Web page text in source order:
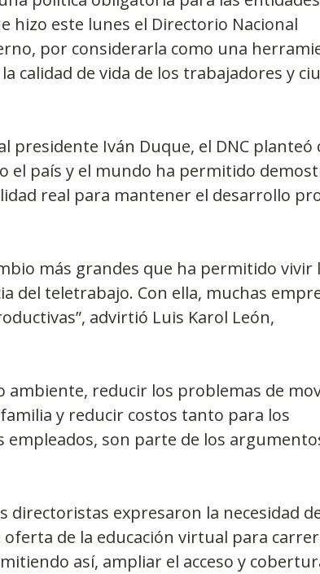
hizo este lunes el Directorio Nacional
por considerarla como una
calidad de vida de los trabajadores y
presidente Iván Duque, el DNC planteó
el país y el mundo ha permitido
real para mantener el desarrollo
más grandes que ha permitido vivir
del teletrabajo. Con ella, muchas
advirtió Luis Karol León,
ambiente, reducir los problemas de
y reducir costos tanto para los
empleados, son parte de los
directoristas expresaron la necesidad
de la educación virtual para
así, ampliar el acceso y